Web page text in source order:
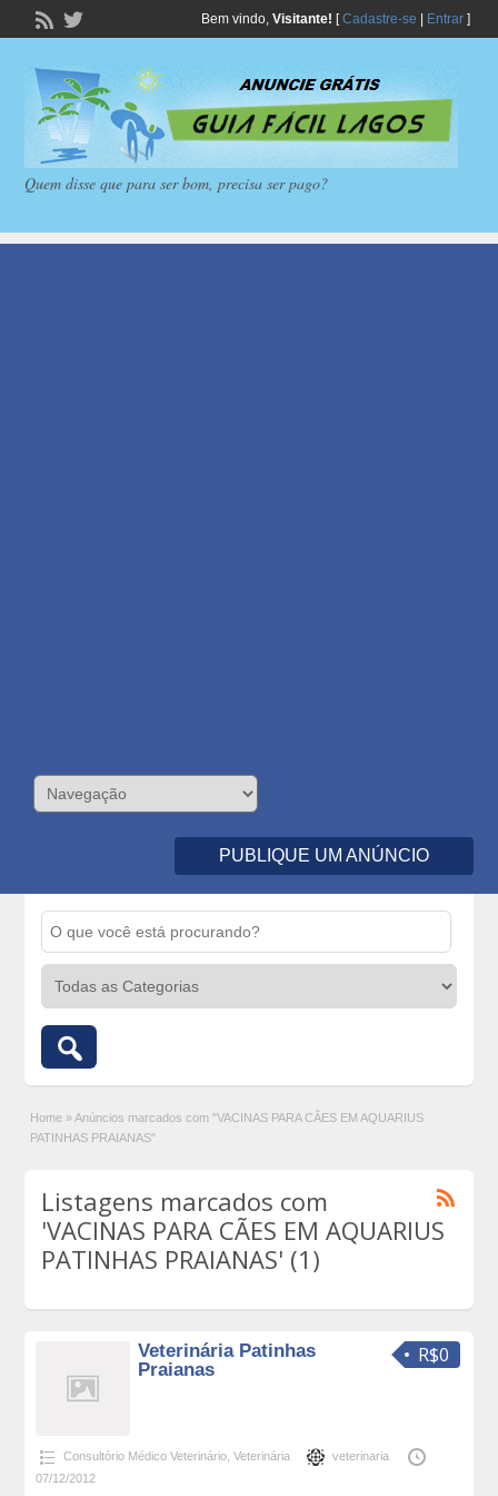
Bem vindo, Visitante! [Cadastre-se Entrar]
Quem disse que para ser bom, precisa ser pago?
PUBLIQUE UM ANÚNCIO
Home » Anúncios marcados com "VACINAS PARA CÃES EM AQUARIUS
PATINHAS PRAIANAS"
Listagens marcados com
'VACINAS PARA CÃES EM AQUARIUS
PATINHAS PRAIANAS' (1)
R$0
Veterinária Patinhas
Praianas
Consultório Médico Veterinário, Veterinária
veterinaria
07/12/2012